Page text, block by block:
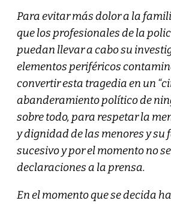
Para evitar más dolor a la
que los profesionales de la
puedan llevar a cabo su
elementos periféricos
convertir esta tragedia en un
abanderamiento político de
sobre todo, para respetar la
y dignidad de las menores y su
sucesivo y por el momento no
declaraciones a la prensa.
En el momento que se decida